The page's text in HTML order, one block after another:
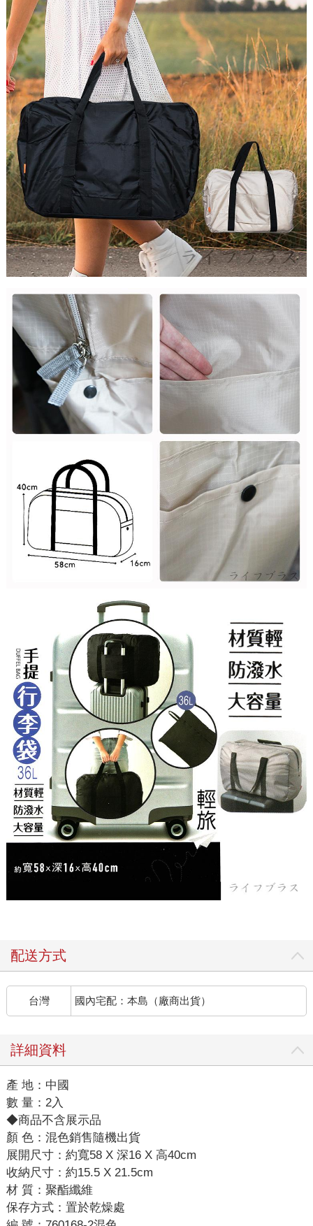
配送方式
台灣 國內宅配：本島（廠商出貨）
詳細資料
產 地：中國
數 量：2入
◆商品不含展示品
顏 色：混色銷售隨機出貨
展開尺寸：約寬58 X 深16 X 高40cm
收納尺寸：約15.5 X 21.5cm
材 質：聚酯纖維
保存方式：置於乾燥處